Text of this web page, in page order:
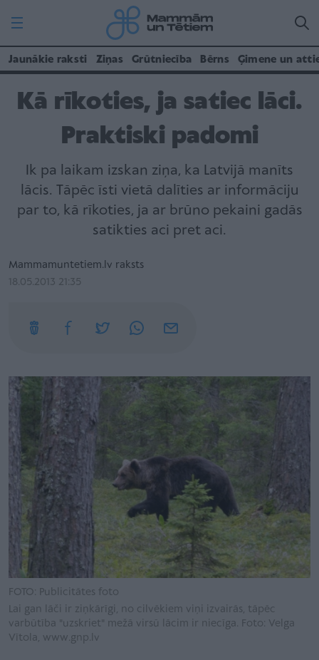
Jaunākie raksti Ziņas Grūtniecība Bērns Ģimene un
Kā rīkoties, ja satiec lāci.
Praktiski padomi
Ik pa laikam izskan ziņa, ka Latvijā manīts
lācis. Tāpēc īsti vietā dalīties ar informāciju
par to, kā rīkoties, ja ar brūno pekaini gadās
satikties aci pret aci.
Mammamuntetiem.lv raksts
18.05.2013 21:35
FOTO: Publicitātes foto
Lai gan lāči ir ziņkārīgi, no cilvēkiem viņi izvairās, tāpēc
varbūtība "uzskriet" mežā virsū lācim ir niecīga. Foto: Velga
Vītola, www.gnp.lv